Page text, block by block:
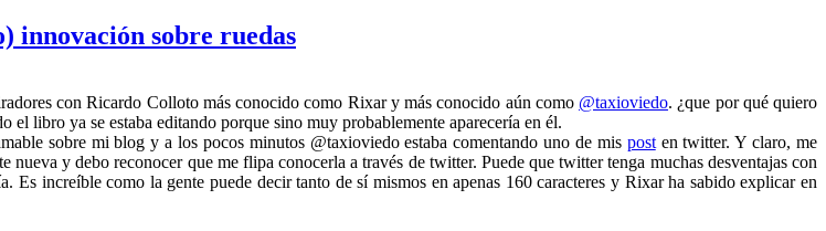
innovación sobre ruedas
con Ricardo Colloto más conocido como Rixar y más conocido aún como @taxioviedo. ¿que por qué quiero
libro ya se estaba editando porque sino muy probablemente aparecería en él.
sobre mi blog y a los pocos minutos @taxioviedo estaba comentando uno de mis posten twitter. Y claro, me
y debo reconocer que me flipa conocerla a través de twitter. Puede que twitter tenga muchas desventajas con
increíble como la gente puede decir tanto de sí mismos en apenas 160 caracteres y Rixar ha sabido explicar en